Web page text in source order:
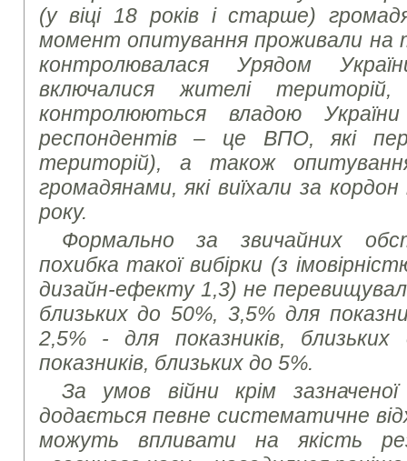
(у віці 18 років і старше)
момент опитування проживали на
контролювалася Урядом
включалися жителі
контролюються владою
респондентів – це ВПО, які
територій), а також
громадянами, які виїхали за
року.
Формально за звичайних
похибка такої вибірки (з
дизайн-ефекту 1,3) не
близьких до 50%, 3,5% для
2,5% - для показників,
показників, близьких до 5%.
За умов війни крім
додається певне систематичне
можуть впливати на якість